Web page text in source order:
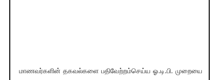
மாணவர்களின் தகவல்களை பதிவேற்றம்செய்ய ஓ.டி.பி. முறையை